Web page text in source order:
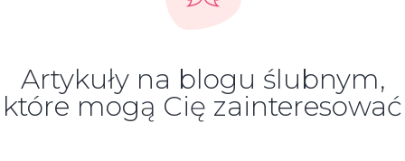
Artykuły na blogu ślubnym,
które mogą Cię zainteresować